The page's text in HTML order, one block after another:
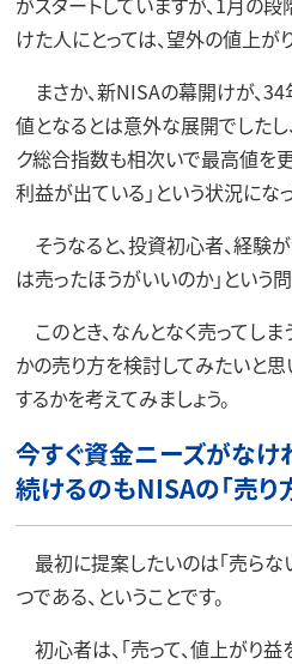
けた人にとっては、望外の値上が
まさか、新NISAの幕開けが、
値となるとは意外な展開でしたし
ク総合指数も相次いで最高値を
利益が出ている」という状況にな
そうなると、投資初心者、経験
は売ったほうがいいのか」という問
このとき、なんとなく売ってしま
かの売り方を検討してみたいと
するかを考えてみましょう。
今すぐ資金ニーズがなけ
続けるのもNISAの「売り
最初に提案したいのは「売らな
つである、ということです。
初心者は、「売って、値上がり